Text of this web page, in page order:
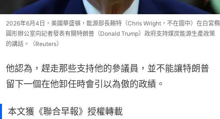
2026年6月4日，美國華盛頓，能源部長賴特（Chris Wright，不在圖中）在白宮橢
圓形辦公室向記者發表有關特朗普（Donald Trump）政府支持煤炭能源生產政策
的講話。（Reuters）
他認為，趕走那些支持他的參議員，並不能讓特朗普
留下一個在他卸任時會引以為傲的政績。
本文獲《聯合早報》授權轉載